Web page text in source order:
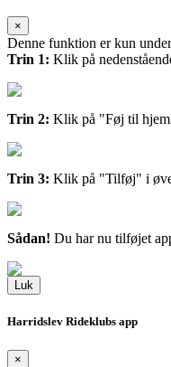
×
Denne funktion er kun
Trin 1: Klik på
Trin 2: Klik på "Føj til
Trin 3: Klik på "Tilføj" i
Sådan! Du har nu tilføjet
Luk
Harridslev Rideklubs app
×